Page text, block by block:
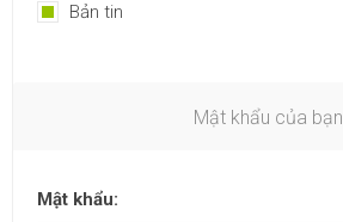
Bản tin
Mật khẩu của bạn
Mật khẩu: